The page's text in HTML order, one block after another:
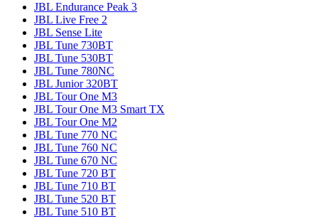
JBL Endurance Peak 3
JBL Live Free 2
JBL Sense Lite
JBL Tune 730BT
JBL Tune 530BT
JBL Tune 780NC
JBL Junior 320BT
JBL Tour One M3
JBL Tour One M3 Smart TX
JBL Tour One M2
JBL Tune 770 NC
JBL Tune 760 NC
JBL Tune 670 NC
JBL Tune 720 BT
JBL Tune 710 BT
JBL Tune 520 BT
JBL Tune 510 BT